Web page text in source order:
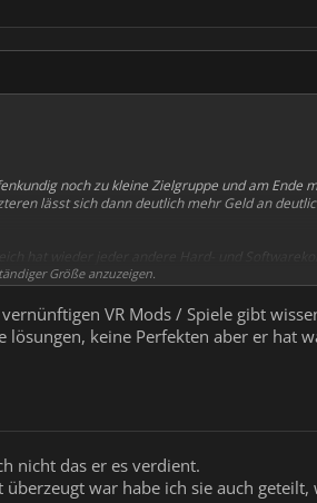
noch zu kleine Zielgruppe und am Ende
lässt sich dann deutlich mehr Geld an
hat wieder jeder andere Hard- und
Ecke. Auf Anhieb fällt mir lediglich Paint The
jetzt ein Studio nur einen läppischen VR-
Größe anzuzeigen.
VR Mods / Spiele gibt
keine Perfekten aber er hat
nicht das er es verdient.
war habe ich sie auch